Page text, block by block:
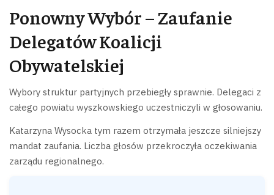
Ponowny Wybór – Zaufanie
Delegatów Koalicji
Obywatelskiej
Wybory struktur partyjnych przebiegły sprawnie. Delegaci z
całego powiatu wyszkowskiego uczestniczyli w głosowaniu.
Katarzyna Wysocka tym razem otrzymała jeszcze silniejszy
mandat zaufania. Liczba głosów przekroczyła oczekiwania
zarządu regionalnego.